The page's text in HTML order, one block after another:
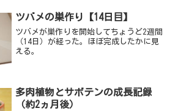
ツバメの巣作り【14日目】
ツバメが巣作りを開始してちょうど2週間
（14日）が経った。ほぼ完成したかに見
える。
多肉植物とサボテンの成長記録
（約2ヵ月後）